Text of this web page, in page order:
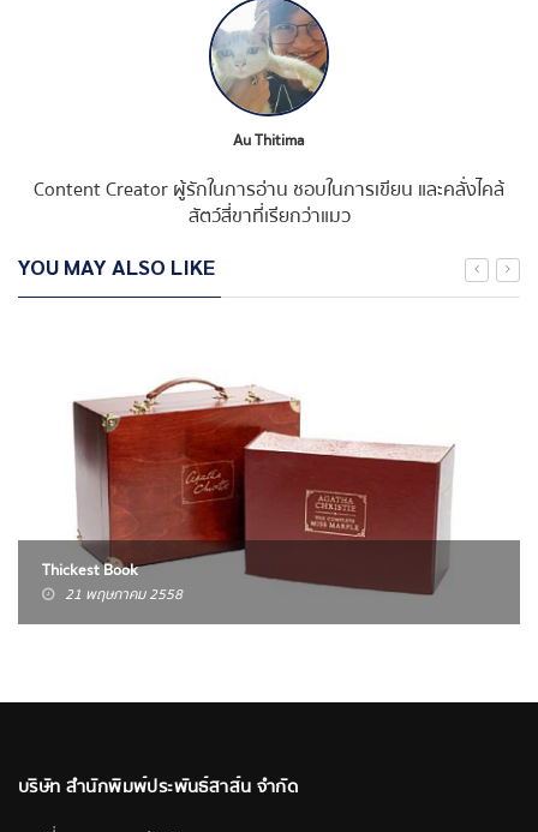
Au Thitima
Content Creator ผู้รักในการอ่าน ชอบในการเขียน และคลั่งไคล้
สัตว์สี่ขาที่เรียกว่าแมว
YOU MAY ALSO LIKE
Thickest Book
21 พฤษภาคม 2558
บริษัท สำนักพิมพ์ประพันธ์สาส์น จำกัด